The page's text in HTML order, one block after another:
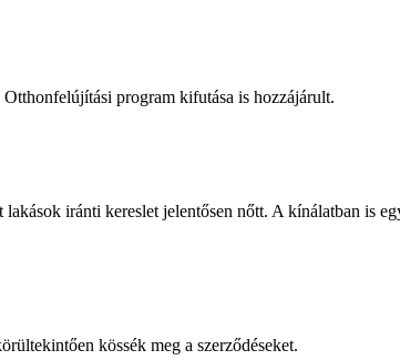
program kifutása is hozzájárult.
iránti kereslet jelentősen nőtt. A kínálatban is
kössék meg a szerződéseket.